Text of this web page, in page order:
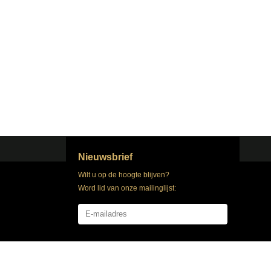
Nieuwsbrief
Wilt u op de hoogte blijven?
Word lid van onze mailinglijst: